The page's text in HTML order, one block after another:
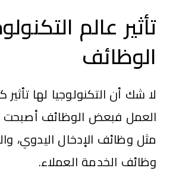
تأثير عالم
الوظائف
لا شك أن التكنولوجيا لها
العمل فبعض الوظائف أصبحت
مثل وظائف الإدخال اليدوي،
وظائف الخدمة العملاء.